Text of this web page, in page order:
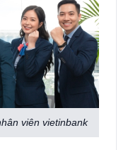
viên vietinbank